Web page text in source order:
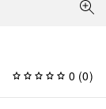
0 (0)